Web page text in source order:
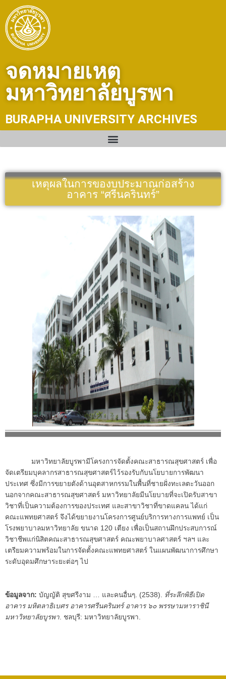
content
จดหมายเหตุ
มหาวิทยาลัยบูรพา
BURAPHA UNIVERSITY ARCHIVES
เหตุผลในการของบประมาณก่อสร้าง
อาคาร “ศรีนครินทร์”
มหาวิทยาลัยบูรพามีโครงการจัดตั้งคณะสาธารณสุขศาสตร์ เพื่อ
จัดเตรียมบุคลากรสาธารณสุขศาสตร์ไว้รองรับกับนโยบายการพัฒนา
ประเทศ ซึ่งมีการขยายตังด้านอุตสาหกรรมในพื้นที่ชายฝั่งทะเลตะวันออก
นอกจากคณะสาธารณสุขศาสตร์ มหาวิทยาลัยมีนโยบายที่จะเปิดรับสาขา
วิชาที่เป็นความต้องการของประเทศ และสาขาวิชาที่ขาดแคลน ได้แก่
คณะแพทยศาสตร์ จึงได้ขยายงานโครงการศูนย์บริการทางการแพทย์ เป็น
โรงพยาบาลมหาวิทยาลัย ขนาด 120 เตียง เพื่อเป็นสถานฝึกประสบการณ์
วิชาชีพแก่นิสิตคณะสาธารณสุขศาสตร์ คณะพยาบาลศาสตร์ ฯลฯ และ
เตรียมความพร้อมในการจัดตั้งคณะแพทยศาสตร์ ในแผนพัฒนาการศึกษา
ระดับอุดมศึกษาระยะต่อๆ ไป
ข้อมูลจาก: บัญญัติ สุขศรีงาม … และคนอื่นๆ. (2538).
ที่ระลึกพิธีเปิด
อาคาร มหิตลาธิเบศร อาคารศรีนครินทร์ อาคาร ๖๐ พรรษามหาราชินี
มหาวิทยาลัยบูรพา . ชลบุรี: มหาวิทยาลัยบูรพา.